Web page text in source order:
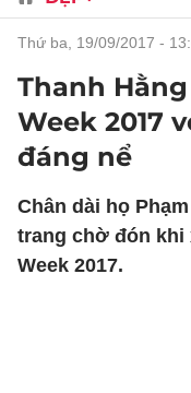
thứ ba, 19/09/2017 -
Thanh
Week 2017
đáng nể
Chân dài họ
trang chờ đón khi
Week 2017.